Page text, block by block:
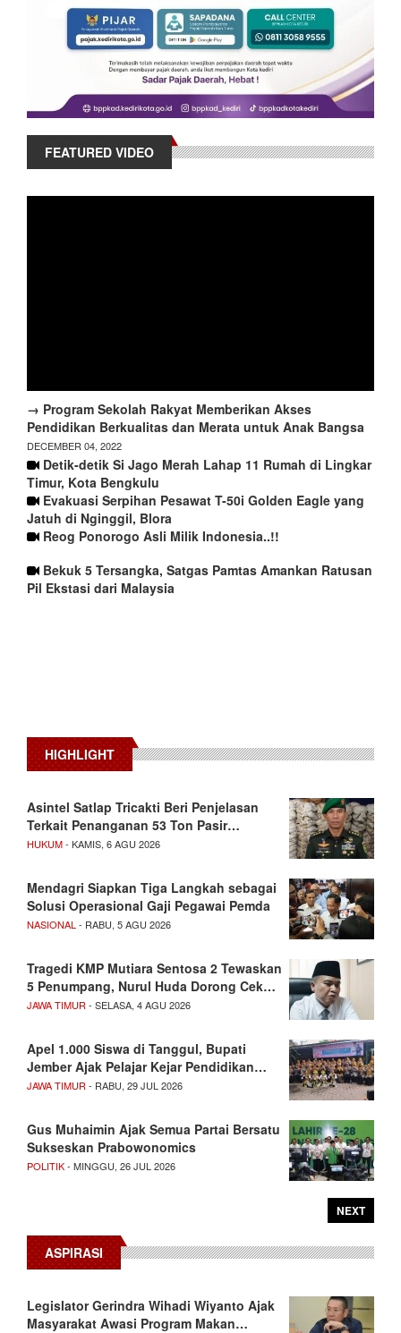
FEATURED VIDEO
→ Program Sekolah Rakyat Memberikan Akses
Pendidikan Berkualitas dan Merata untuk Anak Bangsa
DECEMBER 04, 2022
Detik-detik Si Jago Merah Lahap 11 Rumah di Lingkar
Timur, Kota Bengkulu
Evakuasi Serpihan Pesawat T-50i Golden Eagle yang
Jatuh di Nginggil, Blora
Reog Ponorogo Asli Milik Indonesia..!!
Bekuk 5 Tersangka, Satgas Pamtas Amankan Ratusan
Pil Ekstasi dari Malaysia
HIGHLIGHT
Asintel Satlap Tricakti Beri Penjelasan
Terkait Penanganan 53 Ton Pasir…
HUKUM- KAMIS, 6 AGU 2026
Mendagri Siapkan Tiga Langkah sebagai
Solusi Operasional Gaji Pegawai Pemda
NASIONAL - RABU, 5 AGU 2026
Tragedi KMP Mutiara Sentosa 2 Tewaskan
5 Penumpang, Nurul Huda Dorong Cek…
JAWA TIMUR - SELASA, 4 AGU 2026
Apel 1.000 Siswa di Tanggul, Bupati
Jember Ajak Pelajar Kejar Pendidikan…
JAWA TIMUR - RABU, 29 JUL 2026
Gus Muhaimin Ajak Semua Partai Bersatu
Sukseskan Prabowonomics
POLITIK- MINGGU, 26 JUL 2026
NEXT
ASPIRASI
Legislator Gerindra Wihadi Wiyanto Ajak
Masyarakat Awasi Program Makan…